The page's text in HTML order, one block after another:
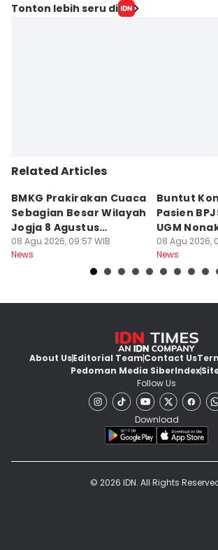
Tonton lebih seru di
Related Articles
BMKG Prakirakan Cuaca
Sebagian Besar Wilayah
Jogja 8 Agustus
Berawan
08 Agu 2026, 09:57 WIB
News
Buntut
Pasien
UGM
Dokter
08 Agu 2026,
News
About UsEditorial TeamContact Us
Pedoman Media SiberIndex
Follow Us
Download
© 2026 IDN. All Rights